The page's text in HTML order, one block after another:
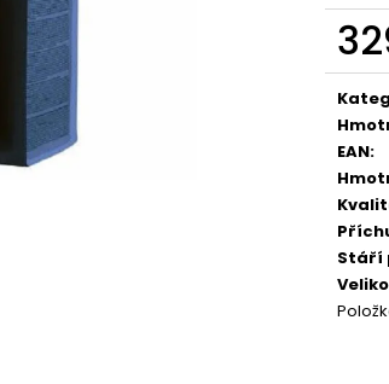
Měrná
cena:
EAN:
Stáří
CALIBRA JOY DOG YUMMY CHICKEN
AND SALMON TREAT 100G
79 Kč